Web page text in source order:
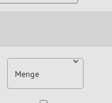
Menge